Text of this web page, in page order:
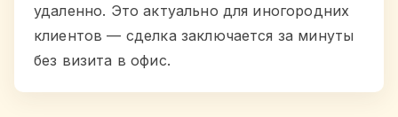
удаленно. Это актуально для иногородних
клиентов — сделка заключается за минуты
без визита в офис.